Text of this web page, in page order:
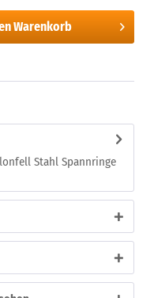
Warenkorb
Stahl Spannringe